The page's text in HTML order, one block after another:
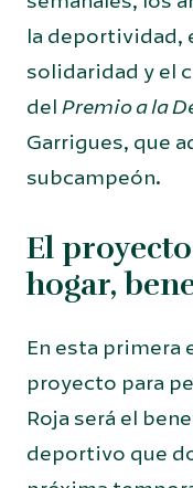
la deportividad,
solidaridad y el
del Premio a la
Garrigues, que
subcampeón.
El
hogar,
En esta primera
proyecto para
Roja será el
deportivo que